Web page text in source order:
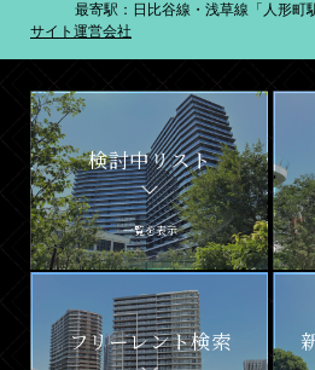
最寄駅：日比谷線・浅草線「人形町
サイト運営会社
検討中リスト
一覧を表示
フリーレント検索